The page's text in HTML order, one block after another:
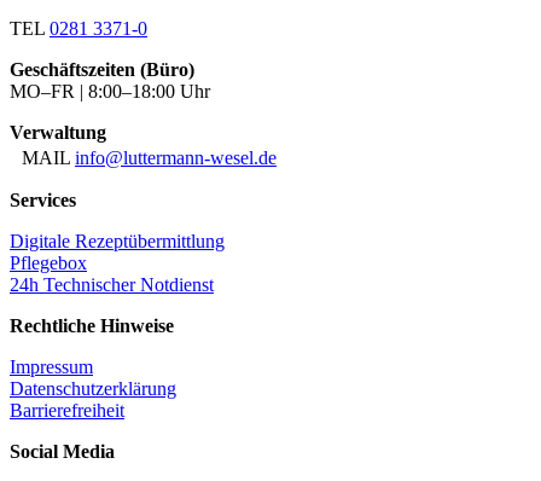
TEL 0281 3371-0
Geschäftszeiten (Büro)
MO–FR | 8:00–18:00 Uhr
Verwaltung
MAIL info@luttermann-wesel.de
Services
Digitale Rezeptübermittlung
Pflegebox
24h Technischer Notdienst
Rechtliche Hinweise
Impressum
Datenschutzerklärung
Barrierefreiheit
Social Media